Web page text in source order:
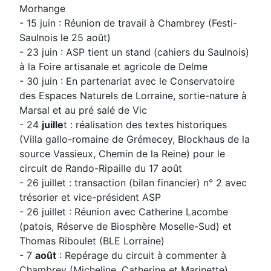
Morhange
- 15 juin : Réunion de travail à Chambrey (Festi-
Saulnois le 25 août)
- 23 juin : ASP tient un stand (cahiers du Saulnois)
à la Foire artisanale et agricole de Delme
- 30 juin : En partenariat avec le Conservatoire
des Espaces Naturels de Lorraine, sortie-nature à
Marsal et au pré salé de Vic
- 24 juillet : réalisation des textes historiques
(Villa gallo-romaine de Grémecey, Blockhaus de la
source Vassieux, Chemin de la Reine) pour le
circuit de Rando-Ripaille du 17 août
- 26 juillet : transaction (bilan financier) n° 2 avec
trésorier et vice-président ASP
- 26 juillet : Réunion avec Catherine Lacombe
(patois, Réserve de Biosphère Moselle-Sud) et
Thomas Riboulet (BLE Lorraine)
- 7 août : Repérage du circuit à commenter à